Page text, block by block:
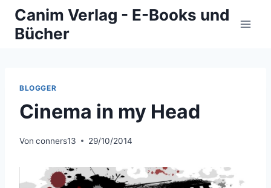
Zum
Inhalt
springen
Canim Verlag - E-Books und
Bücher
BLOGGER
Cinema in my Head
Von conners13 29/10/2014